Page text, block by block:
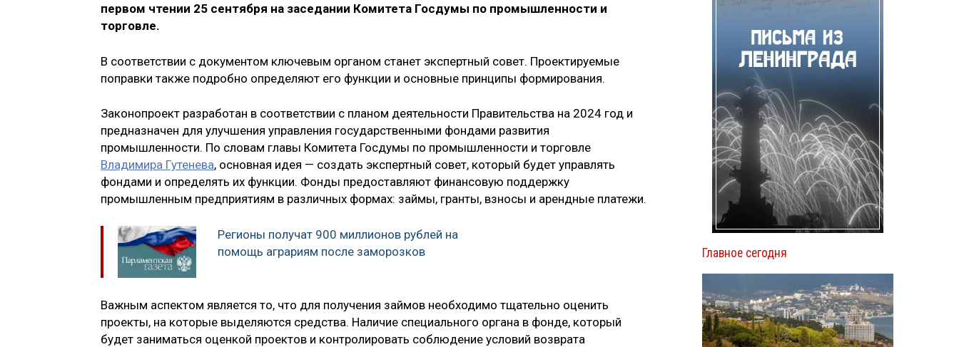
первом чтении 25 сентября на заседании Комитета Госдумы по промышленности и
торговле.
В соответствии с документом ключевым органом станет экспертный совет. Проектируемые
поправки также подробно определяют его функции и основные принципы формирования.
Законопроект разработан в соответствии с планом деятельности Правительства на 2024 год и
предназначен для улучшения управления государственными фондами развития
промышленности. По словам главы Комитета Госдумы по промышленности и торговле
Владимира Гутенева, основная идея — создать экспертный совет, который будет управлять
фондами и определять их функции. Фонды предоставляют финансовую поддержку
промышленным предприятиям в различных формах: займы, гранты, взносы и арендные платежи.
Регионы получат 900 миллионов рублей на
помощь аграриям после заморозков
Важным аспектом является то, что для получения займов необходимо тщательно оценить
проекты, на которые выделяются средства. Наличие специального органа в фонде, который
будет заниматься оценкой проектов и контролировать соблюдение условий возврата
Главное сегодня